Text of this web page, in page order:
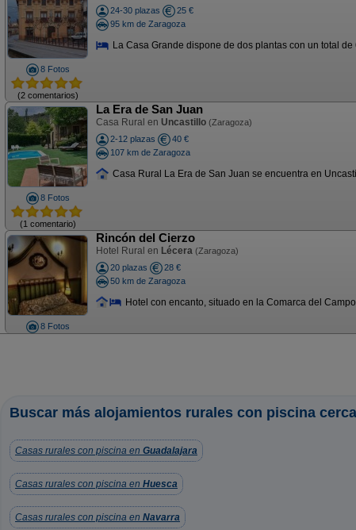
8 Fotos
(2 comentarios)
24-30 plazas
25 €
95 km de Zaragoza
La Casa Grande dispone de dos plantas con un total
8 Fotos
(1 comentario)
La Era de San Juan
Casa Rural en Uncastillo (Zaragoza)
2-12 plazas
40 €
107 km de Zaragoza
Casa Rural La Era de San Juan se encuentra en
8 Fotos
Rincón del Cierzo
Hotel Rural en Lécera (Zaragoza)
20 plazas
28 €
50 km de Zaragoza
Hotel con encanto, situado en la Comarca del
Buscar más alojamientos rurales con piscina
Casas rurales con piscina en Guadalajara
Casas rurales con piscina en Huesca
Casas rurales con piscina en Navarra